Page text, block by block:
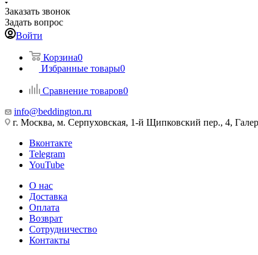
Заказать звонок
Задать вопрос
Войти
Корзина0
Избранные товары0
Сравнение товаров0
info@beddington.ru
г. Москва, м. Серпуховская, 1-й Щипковский пер., 4,
Вконтакте
Telegram
YouTube
О нас
Доставка
Оплата
Возврат
Сотрудничество
Контакты